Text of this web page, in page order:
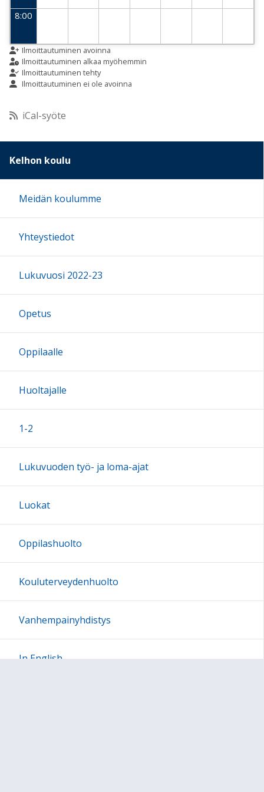
8:00
9:00
10:00
11:00
12:00
16:00
17:00
18:00
22:00
23:00
Ilmoittautuminen avoinna
Ilmoittautuminen alkaa myöhemmin
Ilmoittautuminen tehty
Ilmoittautuminen ei ole avoinna
iCal-syöte
Kelhon koulu
Meidän koulumme
Yhteystiedot
Lukuvuosi 2022-23
Opetus
Oppilaalle
Huoltajalle
1-2
Lukuvuoden työ- ja loma-ajat
Luokat
Oppilashuolto
Kouluterveydenhuolto
Vanhempainyhdistys
In English